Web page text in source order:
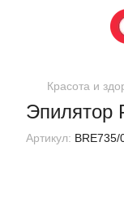
Красота и
Эпилятор
Артикул: BRE735/